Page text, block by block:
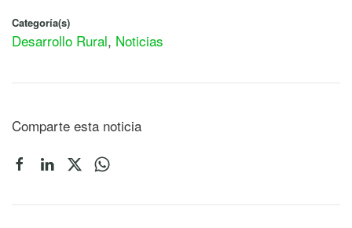
Categoría(s)
Desarrollo Rural, Noticias
Comparte esta noticia